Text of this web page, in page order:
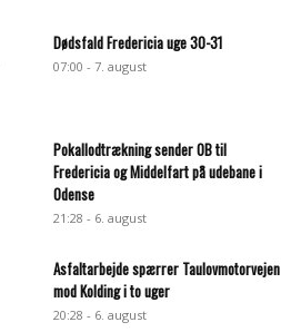
Dødsfald Fredericia uge 30-31
07:00 - 7. august
Pokallodtrækning sender OB til
Fredericia og Middelfart på udebane i
Odense
21:28 - 6. august
Asfaltarbejde spærrer Taulovmotorvejen
mod Kolding i to uger
20:28 - 6. august